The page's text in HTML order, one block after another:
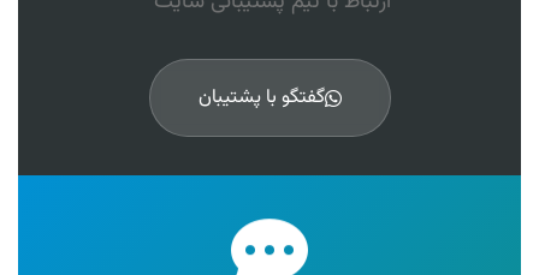
گفتگو با پشتیبان